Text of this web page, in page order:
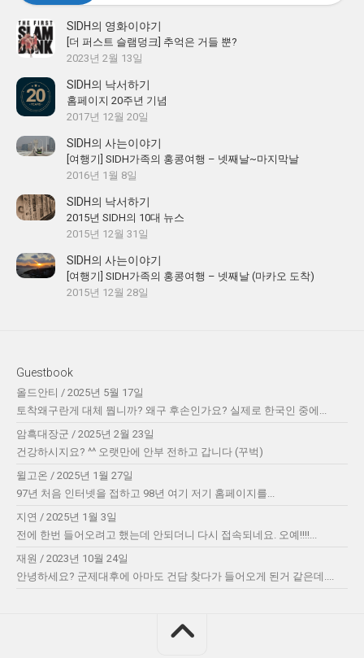
SIDH의 영화이야기
[더 퍼스트 슬램덩크] 추억은 거들 뿐?
2023년 2월 13일
SIDH의 낙서하기
홈페이지 20주년 기념
2017년 12월 20일
SIDH의 사는이야기
[여행기] SIDH가족의 홍콩여행 – 넷째날~마지막날
2016년 1월 8일
SIDH의 낙서하기
2015년 SIDH의 10대 뉴스
2015년 12월 31일
SIDH의 사는이야기
[여행기] SIDH가족의 홍콩여행 – 넷째날 (마카오 도착)
2015년 12월 28일
Guestbook
올드안티 / 2025년 5월 17일
토착왜구란게 대체 뭡니까? 왜구 후손인가요? 실제로 한국인 중에...
암흑대장군 / 2025년 2월 23일
건강하시지요? ^^ 오랫만에 안부 전하고 갑니다 (꾸벅)
윌고온 / 2025년 1월 27일
97년 처음 인터넷을 접하고 98년 여기 저기 홈페이지를...
지연 / 2025년 1월 3일
전에 한번 들어오려고 했는데 안되더니 다시 접속되네요. 오예!!!!...
재원 / 2023년 10월 24일
안녕하세요? 군제대후에 아마도 건담 찾다가 들어오게 된거 같은데....